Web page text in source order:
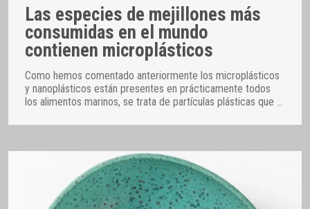
Las especies de mejillones más
consumidas en el mundo
contienen microplásticos
Como hemos comentado anteriormente los microplásticos
y nanoplásticos están presentes en prácticamente todos
los alimentos marinos, se trata de partículas plásticas que …